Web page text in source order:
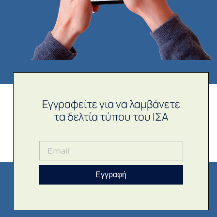
Εγγραφείτε για να λαμβάνετε
τα δελτία τύπου του ΙΣΑ
Εγγραφή